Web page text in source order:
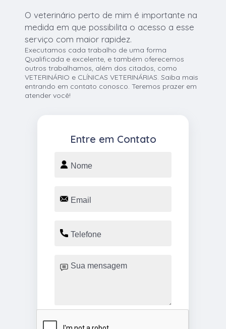
O veterinário perto de mim é importante na
medida em que possibilita o acesso a esse
serviço com maior rapidez.
Executamos cada trabalho de uma forma
Qualificada e excelente, e também oferecemos
outros trabalhamos, além dos citados, como
VETERINÁRIO e CLÍNICAS VETERINÁRIAS. Saiba mais
entrando em contato conosco. Teremos prazer em
atender você!
Entre em Contato